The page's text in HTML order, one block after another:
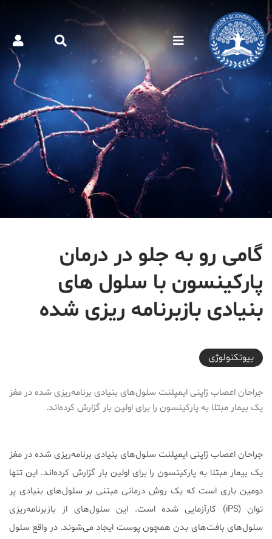
گامی رو به جلو در درمان
پارکینسون با سلول‌ های
بنیادی بازبرنامه‌ ریزی شده
2024-07-13T03:03:02+03:30
بیوتکنولوژی
جراحان اعصاب ژاپنی ایمپلنت سلول‌های بنیادی برنامه‌ریزی شده در مغز
یک بیمار مبتلا به پارکینسون را برای اولین بار گزارش کرده‌اند.
جراحان اعصاب ژاپنی ایمپلنت سلول‌های بنیادی برنامه‌ریزی شده در مغز
یک بیمار مبتلا به پارکینسون را برای اولین بار گزارش کرده‌اند. این تنها
دومین باری است که یک روش درمانی مبتنی بر سلول‌های بنیادی پر
توان (iPS) کارآزمایی شده است. این سلول‌های از بازبرنامه‌ریزی
سلول‌های بافت‌های بدن همچون پوست ایجاد می‌شوند. در واقع سلول